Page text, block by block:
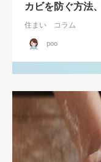
カビを防ぐ方法
住まい コラム
poo